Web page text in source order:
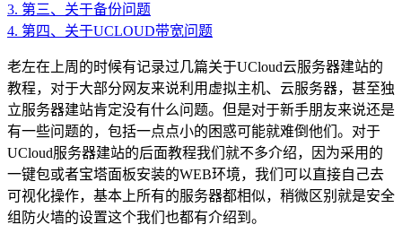
3. 第三、关于备份问题
4. 第四、关于UCLOUD带宽问题
老左在上周的时候有记录过几篇关于UCloud云服务器建站的
教程，对于大部分网友来说利用虚拟主机、云服务器，甚至独
立服务器建站肯定没有什么问题。但是对于新手朋友来说还是
有一些问题的，包括一点点小的困惑可能就难倒他们。对于
UCloud服务器建站的后面教程我们就不多介绍，因为采用的
一键包或者宝塔面板安装的WEB环境，我们可以直接自己去
可视化操作，基本上所有的服务器都相似，稍微区别就是安全
组防火墙的设置这个我们也都有介绍到。